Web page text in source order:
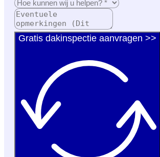
Gratis dakinspectie aanvragen >>